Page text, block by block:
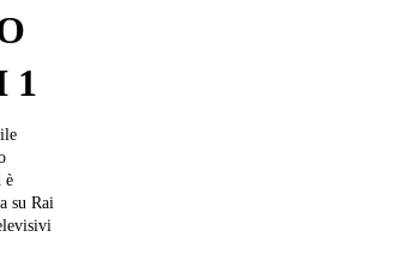
1
è
su Rai